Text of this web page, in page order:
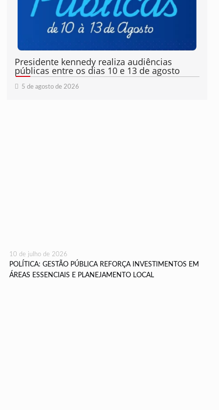
Presidente kennedy realiza audiências
públicas entre os dias 10 e 13 de agosto
5 de agosto de 2026
10 de julho de 2026
POLÍTICA: GESTÃO PÚBLICA REFORÇA INVESTIMENTOS EM
ÁREAS ESSENCIAIS E PLANEJAMENTO LOCAL